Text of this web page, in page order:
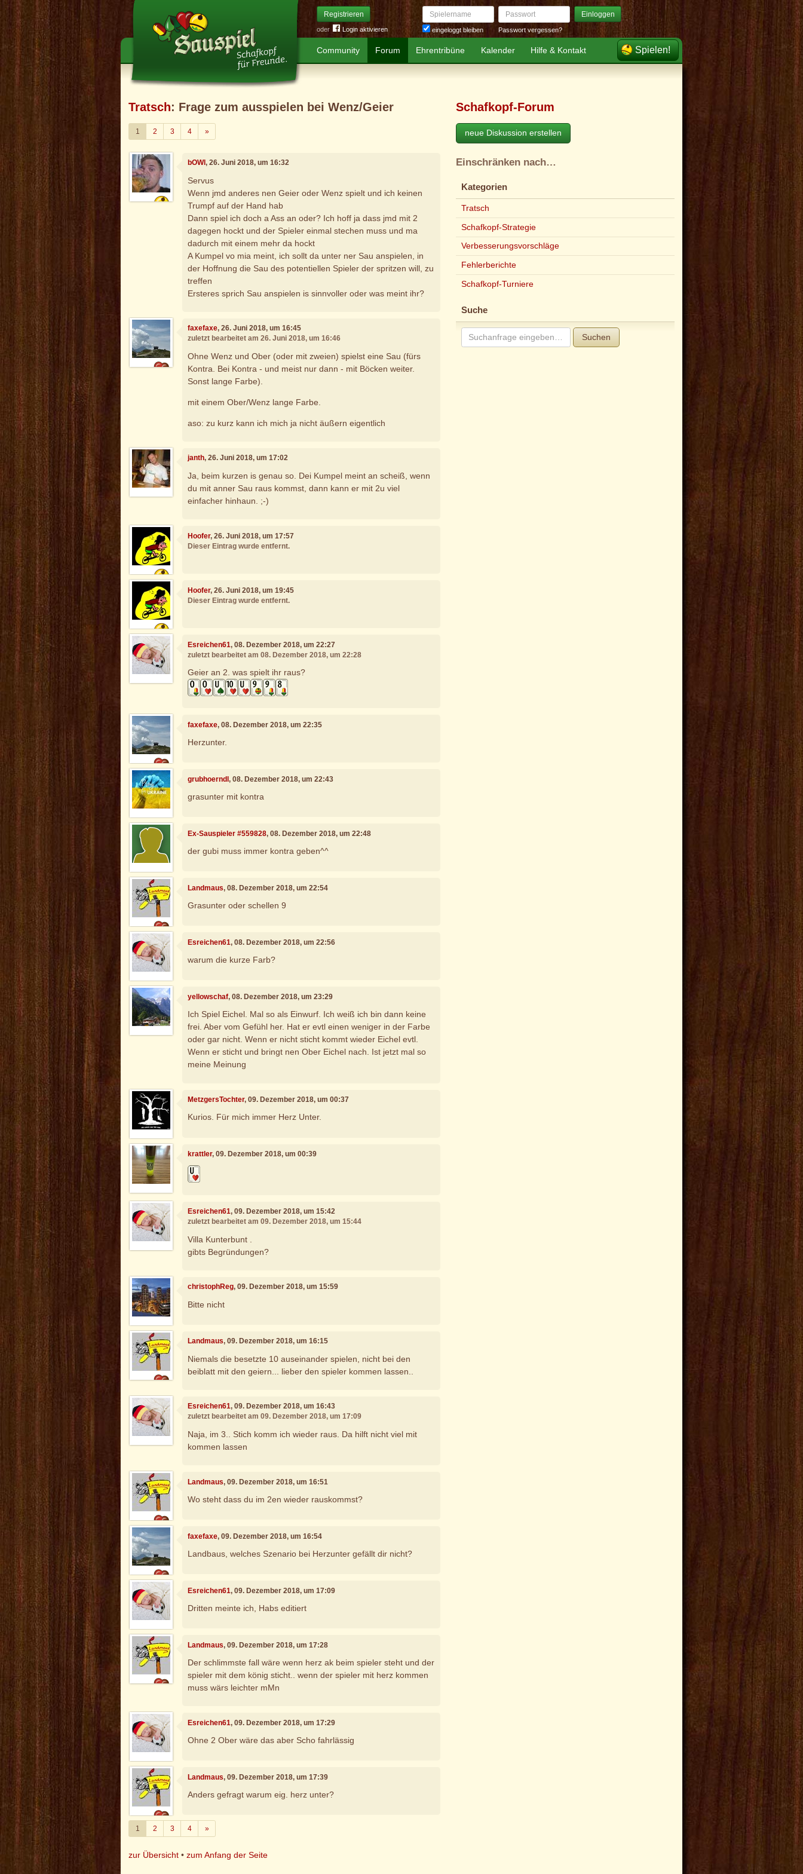
Registrieren
oder Login aktivieren
Spielername
eingeloggt bleiben
Passwort Einloggen
Passwort vergessen?
Community Forum Ehrentribüne Kalender Hilfe & Kontakt Spielen!
Tratsch: Frage zum ausspielen bei Wenz/Geier
1 2 3 4 »Weiter
bOWl, 26. Juni 2018, um 16:32
Servus
Wenn jmd anderes nen Geier oder Wenz spielt und ich keinen
Trumpf auf der Hand hab
Dann spiel ich doch a Ass an oder? Ich hoff ja dass jmd mit 2
dagegen hockt und der Spieler einmal stechen muss und ma
dadurch mit einem mehr da hockt
A Kumpel vo mia meint, ich sollt da unter ner Sau anspielen, in
der Hoffnung die Sau des potentiellen Spieler der spritzen will, zu
treffen
Ersteres sprich Sau anspielen is sinnvoller oder was meint ihr?
faxefaxe, 26. Juni 2018, um 16:45
zuletzt bearbeitet am 26. Juni 2018, um 16:46
Ohne Wenz und Ober (oder mit zweien) spielst eine Sau (fürs
Kontra. Bei Kontra - und meist nur dann - mit Böcken weiter.
Sonst lange Farbe).
mit einem Ober/Wenz lange Farbe.
aso: zu kurz kann ich mich ja nicht äußern eigentlich
janth, 26. Juni 2018, um 17:02
Ja, beim kurzen is genau so. Dei Kumpel meint an scheiß, wenn
du mit anner Sau raus kommst, dann kann er mit 2u viel
einfacher hinhaun. ;-)
Hoofer, 26. Juni 2018, um 17:57
Dieser Eintrag wurde entfernt.
Hoofer, 26. Juni 2018, um 19:45
Dieser Eintrag wurde entfernt.
Esreichen61, 08. Dezember 2018, um 22:27
zuletzt bearbeitet am 08. Dezember 2018, um 22:28
Geier an 2. was spielt ihr raus?
faxefaxe, 08. Dezember 2018, um 22:35
Herzunter.
grubhoerndl, 08. Dezember 2018, um 22:43
grasunter mit kontra
Ex-Sauspieler #559828, 08. Dezember 2018, um 22:48
der gubi muss immer kontra geben^^
Landmaus, 08. Dezember 2018, um 22:54
Grasunter oder schellen 9
Esreichen61, 08. Dezember 2018, um 22:56
warum die kurze Farb?
yellowschaf, 08. Dezember 2018, um 23:29
Ich Spiel Eichel. Mal so als Einwurf. Ich weiß ich bin dann keine
frei. Aber vom Gefühl her. Hat er evtl einen weniger in der Farbe
oder gar nicht. Wenn er nicht sticht kommt wieder Eichel evtl.
Wenn er sticht und bringt nen Ober Eichel nach. Ist jetzt mal so
meine Meinung
MetzgersTochter, 09. Dezember 2018, um 00:37
Kurios. Für mich immer Herz Unter.
krattler, 09. Dezember 2018, um 00:39
Esreichen61, 09. Dezember 2018, um 15:42
zuletzt bearbeitet am 09. Dezember 2018, um 15:44
Villa Kunterbunt .
gibts Begründungen?
christophReg, 09. Dezember 2018, um 15:59
Bitte nicht
Landmaus, 09. Dezember 2018, um 16:15
Niemals die besetzte 10 auseinander spielen, nicht bei den
beiblatt mit den geiern... lieber den spieler kommen lassen..
Esreichen61, 09. Dezember 2018, um 16:43
zuletzt bearbeitet am 09. Dezember 2018, um 17:09
Naja, im 3.. Stich komm ich wieder raus. Da hilft nicht viel mit
kommen lassen
Landmaus, 09. Dezember 2018, um 16:51
Wo steht dass du im 2en wieder rauskommst?
faxefaxe, 09. Dezember 2018, um 16:54
Landbaus, welches Szenario bei Herzunter gefällt dir nicht?
Esreichen61, 09. Dezember 2018, um 17:09
Dritten meinte ich, Habs editiert
Landmaus, 09. Dezember 2018, um 17:28
Der schlimmste fall wäre wenn herz ak beim spieler steht und der
spieler mit dem könig sticht.. wenn der spieler mit herz kommen
muss wärs leichter mMn
Esreichen61, 09. Dezember 2018, um 17:29
Ohne 2 Ober wäre das aber Scho fahrlässig
Landmaus, 09. Dezember 2018, um 17:39
Anders gefragt warum eig. herz unter?
1 2 3 4 »Weiter
zur Übersicht •zum Anfang der Seite
Schafkopf-Forum
neue Diskussion erstellen
Einschränken nach…
Kategorien
Tratsch
Schafkopf-Strategie
Verbesserungsvorschläge
Fehlerberichte
Schafkopf-Turniere
Suche
Suchen